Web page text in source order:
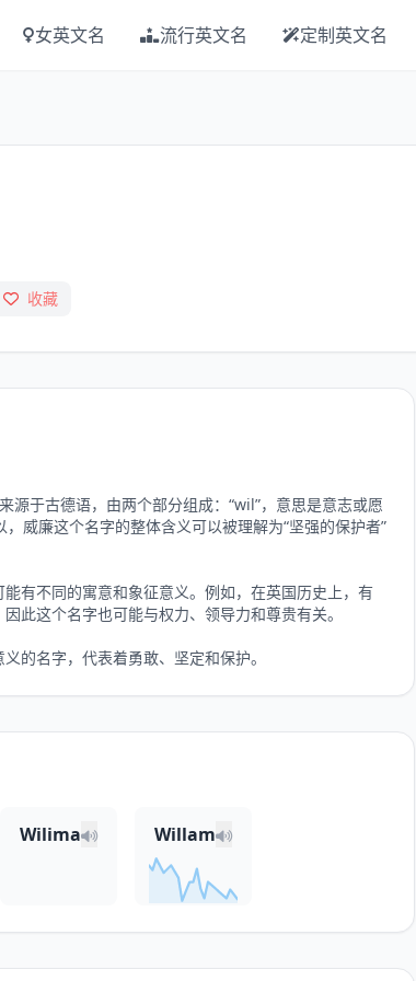
女英文名 流行英文名 定制英文名
收藏
于古德语，由两个部分组成：“wil”，意思是意志或愿
威廉这个名字的整体含义可以被理解为“坚强的保护者”
有不同的寓意和象征意义。例如，在英国历史上，有
此这个名字也可能与权力、领导力和尊贵有关。
的名字，代表着勇敢、坚定和保护。
Wilima Willam